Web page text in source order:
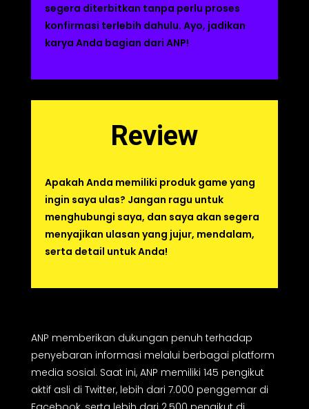
segera diterbitkan tanpa perlu proses
konfirmasi terlebih dahulu. Ayo, jadikan
karya Anda bagian dari ANP!
Review
Apakah Anda memiliki produk game yang
ingin saya ulas? Jangan ragu untuk
menghubungi saya, dan saya akan segera
menyajikan ulasan yang jujur, mendalam,
serta detail untuk Anda!
ANP memberikan dukungan penuh terhadap
penyebaran informasi melalui berbagai platform
media sosial. Saat ini, ANP memiliki 145 pengikut
aktif asli di Twitter, lebih dari 7.000 penggemar di